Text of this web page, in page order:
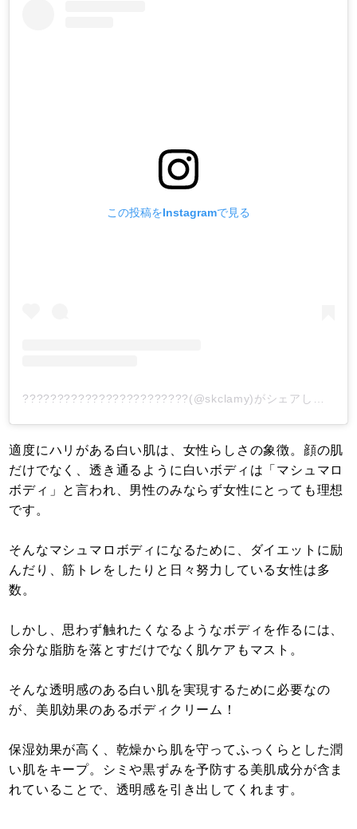
この投稿をInstagramで見る
適度にハリがある白い肌は、女性らしさの象徴。顔の肌
だけでなく、透き通るように白いボディは「マシュマロ
ボディ」と言われ、男性のみならず女性にとっても理想
です。
そんなマシュマロボディになるために、ダイエットに励
んだり、筋トレをしたりと日々努力している女性は多
数。
しかし、思わず触れたくなるようなボディを作るには、
余分な脂肪を落とすだけでなく肌ケアもマスト。
そんな透明感のある白い肌を実現するために必要なの
が、美肌効果のあるボディクリーム！
保湿効果が高く、乾燥から肌を守ってふっくらとした潤
い肌をキープ。シミや黒ずみを予防する美肌成分が含ま
れていることで、透明感を引き出してくれます。